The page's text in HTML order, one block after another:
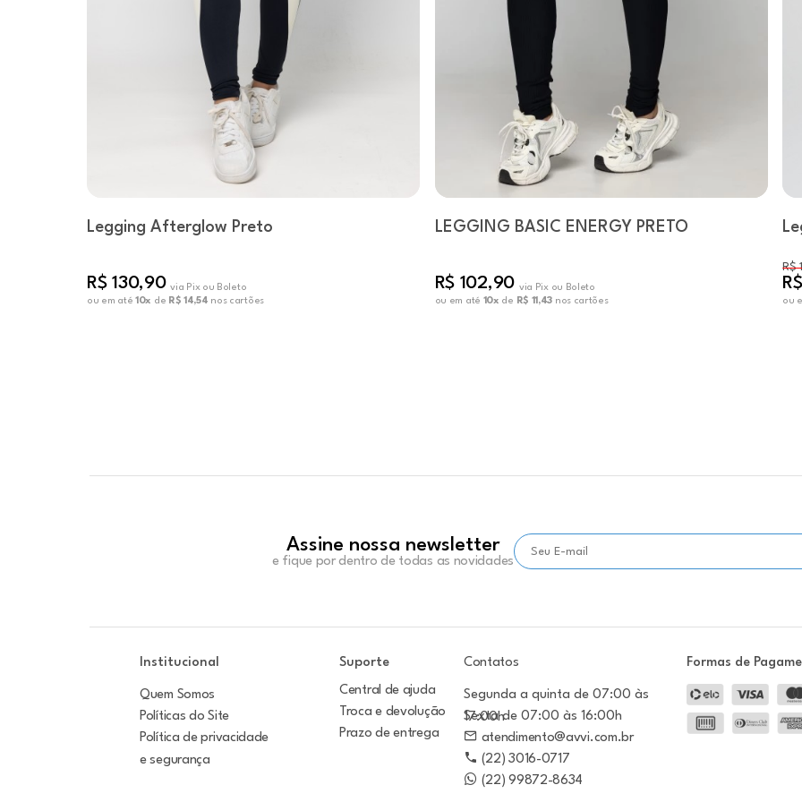
Legging Afterglow Preto
R$ 130,90 via Pix ou Boleto
ou em até 10x de R$ 14,54 nos cartões
LEGGING BASIC ENERGY PRETO
R$ 102,90 via Pix ou Boleto
ou em até 10x de R$ 11,43 nos cartões
R$
ou
Assine nossa newsletter
e fique por dentro de todas as novidades
Institucional
Quem Somos
Políticas do Site
Política de privacidade
e segurança
Suporte
Central de ajuda
Troca e devolução
Prazo de entrega
Contatos
Segunda a quinta de 07:00 às
17:00h
Sexta de 07:00 às 16:00h
atendimento@avvi.com.br
(22) 3016-0717
(22) 99872-8634
Formas de